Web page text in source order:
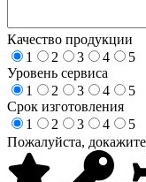
Качество продукции
1
2 3 4
5
Уровень сервиса
1
2 3 4
5
Срок изготовления
1
2 3 4
5
Пожалуйста,